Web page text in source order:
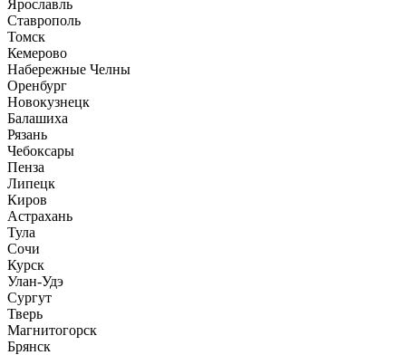
Ярославль
Ставрополь
Томск
Кемерово
Набережные Челны
Оренбург
Новокузнецк
Балашиха
Рязань
Чебоксары
Пенза
Липецк
Киров
Астрахань
Тула
Сочи
Курск
Улан-Удэ
Сургут
Тверь
Магнитогорск
Брянск